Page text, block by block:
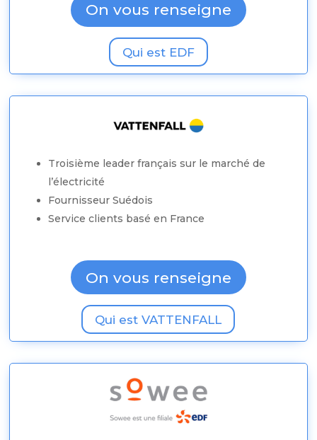
On vous renseigne
Qui est EDF
Troisième leader français sur le marché de
l’électricité
Fournisseur Suédois
Service clients basé en France
On vous renseigne
Qui est VATTENFALL